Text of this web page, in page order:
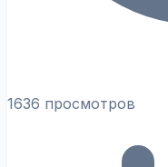
1636 просмотров